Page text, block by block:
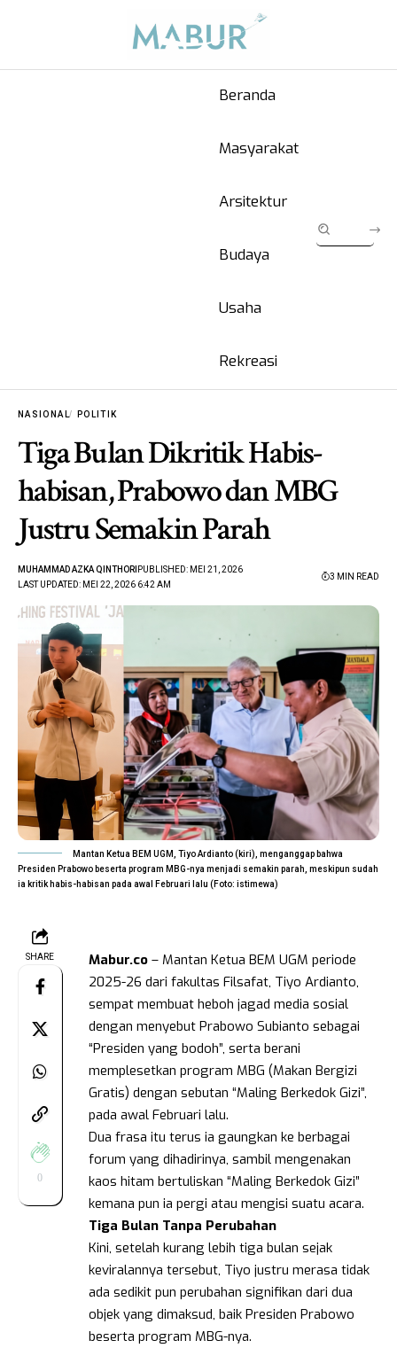
Beranda
Masyarakat
Arsitektur
Budaya
Usaha
Rekreasi
NASIONAL POLITIK
Tiga Bulan Dikritik Habis-
habisan, Prabowo dan MBG
Justru Semakin Parah
LAST UPDATED: MEI 22, 2026 6:42 AM
MUHAMMAD AZKA QINTHORI PUBLISHED: MEI 21, 2026
3 MIN READ
Mantan Ketua BEM UGM, Tiyo Ardianto (kiri), menganggap bahwa
Presiden Prabowo beserta program MBG-nya menjadi semakin parah, meskipun sudah
ia kritik habis-habisan pada awal Februari lalu (Foto: istimewa)
SHARE
0
Mabur.co – Mantan Ketua BEM UGM periode
2025-26 dari fakultas Filsafat, Tiyo Ardianto,
sempat membuat heboh jagad media sosial
dengan menyebut Prabowo Subianto sebagai
“Presiden yang bodoh”, serta berani
memplesetkan program MBG (Makan Bergizi
Gratis) dengan sebutan “Maling Berkedok Gizi”,
pada awal Februari lalu.
Dua frasa itu terus ia gaungkan ke berbagai
forum yang dihadirinya, sambil mengenakan
kaos hitam bertuliskan “Maling Berkedok Gizi”
kemana pun ia pergi atau mengisi suatu acara.
Tiga Bulan Tanpa Perubahan
Kini, setelah kurang lebih tiga bulan sejak
keviralannya tersebut, Tiyo justru merasa tidak
ada sedikit pun perubahan signifikan dari dua
objek yang dimaksud, baik Presiden Prabowo
beserta program MBG-nya.